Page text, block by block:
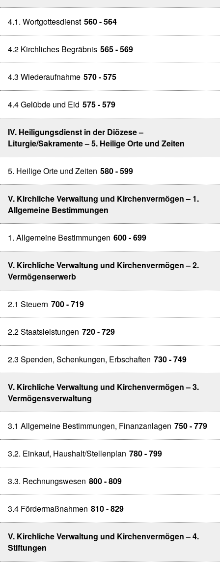
4.1. Wortgottesdienst 560 - 564
4.2 Kirchliches Begräbnis 565 - 569
4.3 Wiederaufnahme 570 - 575
4.4 Gelübde und Eid 575 - 579
IV. Heiligungsdienst in der Diözese –
Liturgie/Sakramente – 5. Heilige Orte und Zeiten
5. Heilige Orte und Zeiten 580 - 599
V. Kirchliche Verwaltung und Kirchenvermögen – 1.
Allgemeine Bestimmungen
1. Allgemeine Bestimmungen 600 - 699
V. Kirchliche Verwaltung und Kirchenvermögen – 2.
Vermögenserwerb
2.1 Steuern 700 - 719
2.2 Staatsleistungen 720 - 729
2.3 Spenden, Schenkungen, Erbschaften 730 - 749
V. Kirchliche Verwaltung und Kirchenvermögen – 3.
Vermögensverwaltung
3.1 Allgemeine Bestimmungen, Finanzanlagen 750 - 779
3.2. Einkauf, Haushalt/Stellenplan 780 - 799
3.3. Rechnungswesen 800 - 809
3.4 Fördermaßnahmen 810 - 829
V. Kirchliche Verwaltung und Kirchenvermögen – 4.
Stiftungen